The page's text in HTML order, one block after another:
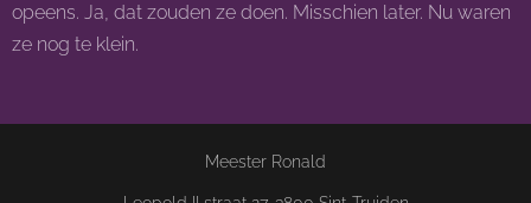
opeens. Ja, dat zouden ze doen. Misschien later. Nu waren
ze nog te klein.
Meester Ronald